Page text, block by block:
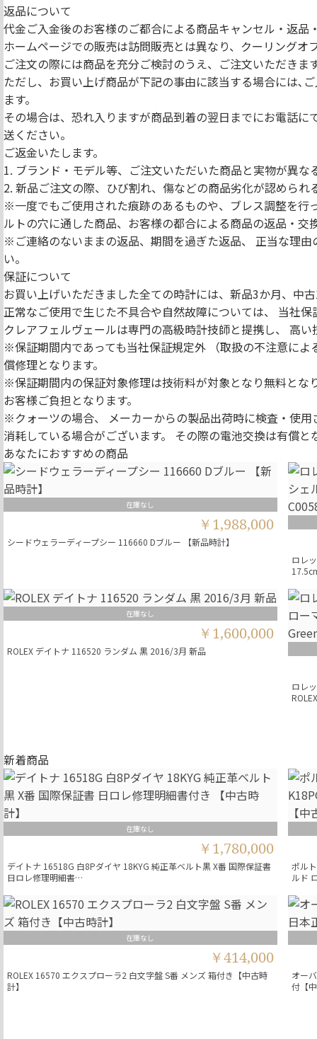
返品について
代金ご入金後のお客様のご都合による商品キャンセル・返品
ホームページでの販売は訪問販売とは異なり、クーリングオ
ご注文の際には商品を充分ご検討のうえ、ご注文いただきま
ただし、お買い上げ商品が下記の事由に該当する場合には､
ます。
その場合は、恐れ入りますが商品到着の翌日までにお電話
送ください。
ご返金いたします。
1. ブランド・モデル等、ご注文いただいた商品と実物が異な
2. 新品ご注文の際、ひび割れ、傷などの商品劣化が認められ
※一度でもご使用された痕跡のあるものや、ブレス調整を行
ルトの穴に通した商品、お客様の都合による商品の返品・
※ご連絡のないままの返品、期間を過ぎた返品、 正当な理
い。
保証について
お買い上げいただきました全ての時計には、新品3か月、中
正常なご使用で生じた不具合や自然故障については、 当社
クレアフェルヴェールは専門の高級時計技師と提携し、 高
※保証期間内であっても当社保証規定外 （取扱の不注意に
償修理となります。
※保証期間内の保証対象修理は技術料が対象となり無料とな
お客様ご負担となります。
※クォーツの場合、 メーカーからの製品出荷時に検査・使
消耗している場合がございます。 その際の電池交換は有償
あなたにおすすめの商品
在庫なし
￥1,988,000
シードウェラーディープシー 116660 Dブルー 【新品時計】
ロレ
在庫なし
￥1,600,000
ROLEX デイトナ 116520 ランダム 黒 2016/3月 新品
ロレ
新着商品
在庫なし
￥1,780,000
デイトナ 16518G 白8Pダイヤ 18KYG 純正革ベルト黒 X番 国際保証書
日ロレ修理明細書…
ポル
ルド
在庫なし
￥414,000
ROLEX 16570 エクスプローラ2 白文字盤 S番 メンズ 箱付き【中古時
計】
オー
付【